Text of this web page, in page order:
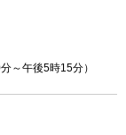
～午後5時15分）